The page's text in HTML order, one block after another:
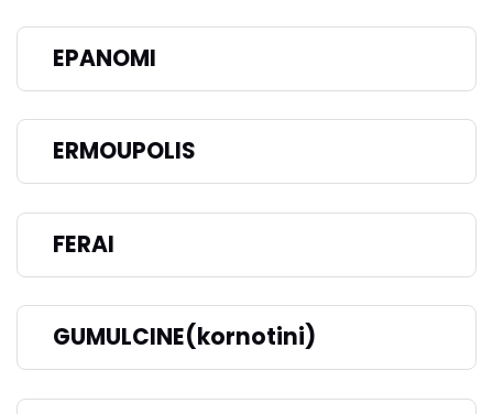
EPANOMI
ERMOUPOLIS
FERAI
GUMULCINE(kornotini)